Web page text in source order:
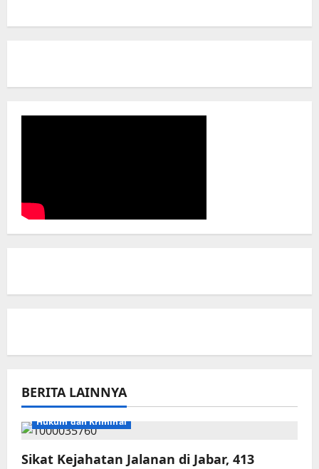
BERITA LAINNYA
Hukum dan Kriminal
Sikat Kejahatan Jalanan di Jabar, 413